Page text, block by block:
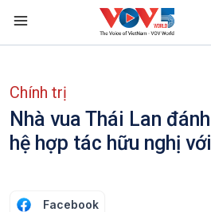
Nhảy đến nội dung
Chính trị
Nhà vua Thái Lan
hệ hợp tác hữu nghị
Facebook